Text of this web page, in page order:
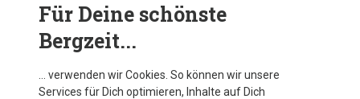
Du sparst 45%
Für Deine schönste
Bergzeit...
… verwenden wir Cookies. So können wir unsere
Services für Dich optimieren, Inhalte auf Dich